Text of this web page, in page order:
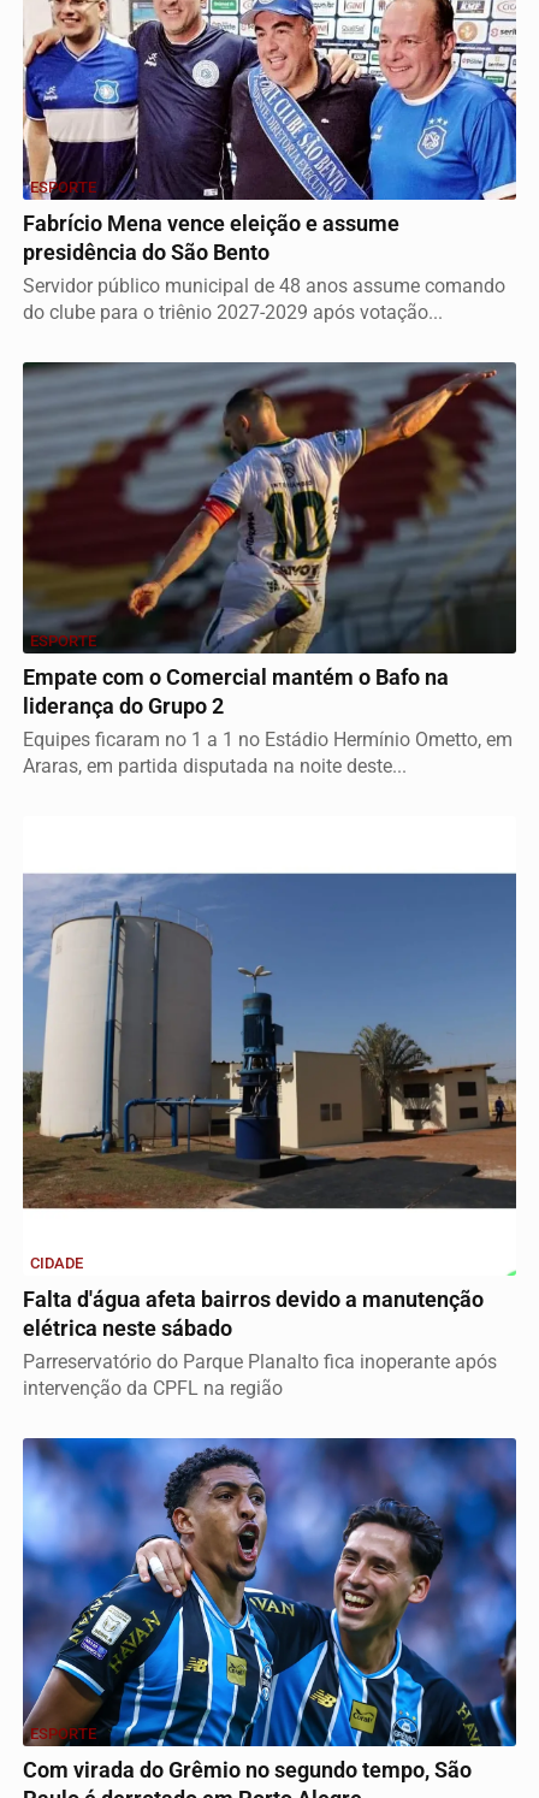
ESPORTE
Fabrício Mena vence eleição e assume
presidência do São Bento
Servidor público municipal de 48 anos assume comando
do clube para o triênio 2027-2029 após votação...
ESPORTE
Empate com o Comercial mantém o Bafo na
liderança do Grupo 2
Equipes ficaram no 1 a 1 no Estádio Hermínio Ometto, em
Araras, em partida disputada na noite deste...
CIDADE
Falta d'água afeta bairros devido a manutenção
elétrica neste sábado
Parreservatório do Parque Planalto fica inoperante após
intervenção da CPFL na região
ESPORTE
Com virada do Grêmio no segundo tempo, São